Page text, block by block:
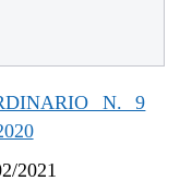
N. 9
2021